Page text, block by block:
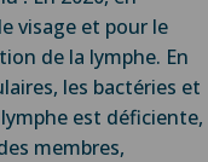
visage et pour le
de la lymphe. En
les bactéries et
est déficiente,
membres,